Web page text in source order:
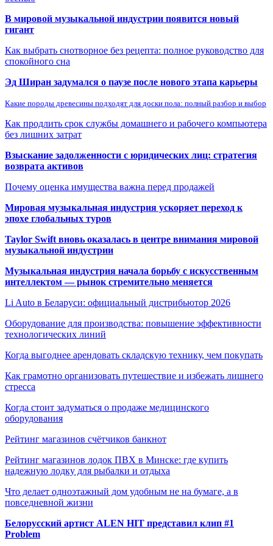
В мировой музыкальной индустрии появится новый
гигант
Как выбрать снотворное без рецепта: полное руководство для
спокойного сна
Эд Ширан задумался о паузе после нового этапа карьеры
Какие породы древесины подходят для доски пола: полный разбор и выбор
Как продлить срок службы домашнего и рабочего компьютера
без лишних затрат
Взыскание задолженности с юридических лиц: стратегия
возврата активов
Почему оценка имущества важна перед продажей
Мировая музыкальная индустрия ускоряет переход к
эпохе глобальных туров
Taylor Swift вновь оказалась в центре внимания мировой
музыкальной индустрии
Музыкальная индустрия начала борьбу с искусственным
интеллектом — рынок стремительно меняется
Li Auto в Беларуси: официальный дистрибьютор 2026
Оборудование для производства: повышение эффективности
технологических линий
Когда выгоднее арендовать складскую технику, чем покупать
Как грамотно организовать путешествие и избежать лишнего
стресса
Когда стоит задуматься о продаже медицинского
оборудования
Рейтинг магазинов счётчиков банкнот
Рейтинг магазинов лодок ПВХ в Минске: где купить
надежную лодку для рыбалки и отдыха
Что делает одноэтажный дом удобным не на бумаге, а в
повседневной жизни
Белорусский артист ALEN HIT представил клип #1
Problem